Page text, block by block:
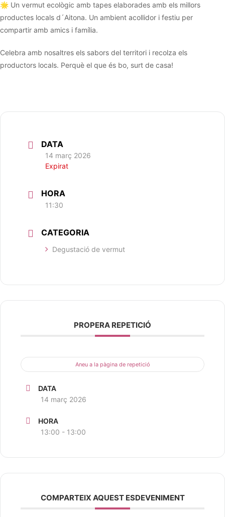
🌟 Un vermut ecològic amb tapes elaborades amb els millors
productes locals d´Aitona. Un ambient acollidor i festiu per
compartir amb amics i família.
Celebra amb nosaltres els sabors del territori i recolza els
productors locals. Perquè el que és bo, surt de casa!
DATA
14 març 2026
Expirat
HORA
11:30
CATEGORIA
Degustació de vermut
PROPERA REPETICIÓ
Aneu a la pàgina de repetició
DATA
14 març 2026
HORA
13:00 - 13:00
COMPARTEIX AQUEST ESDEVENIMENT